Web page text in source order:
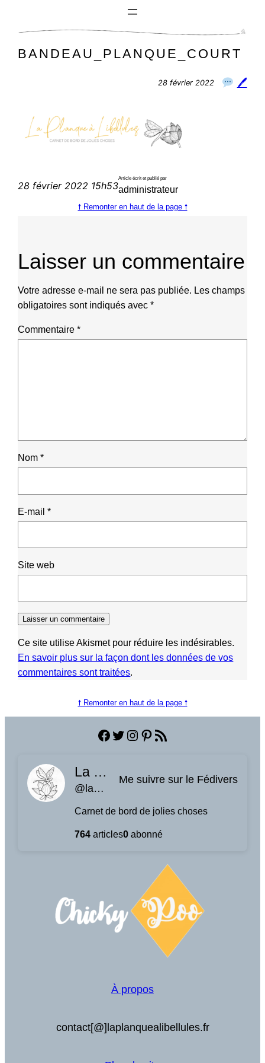
BANDEAU_PLANQUE_COURT
28 février 2022 🖊
28 février 2022 15h53
Article écrit et publié par
administrateur
🠕 Remonter en haut de la page 🠕
Laisser un commentaire
Votre adresse e-mail ne sera pas publiée. Les champs
obligatoires sont indiqués avec*
Commentaire*
Nom*
E-mail*
Site web
Ce site utilise Akismet pour réduire les indésirables.
En savoir plus sur la façon dont les données de vos
commentaires sont traitées.
🠕 Remonter en haut de la page 🠕
Facebook
Twitter
Instagram
Pinterest
Flux RSS
La planque à libellules
@laplanquealibellules.fr@www.laplanquealibellules.fr
Me suivre sur le Fédivers
Carnet de bord de jolies choses
764 articles0 abonné
À propos
contact[@]laplanquealibellules.fr